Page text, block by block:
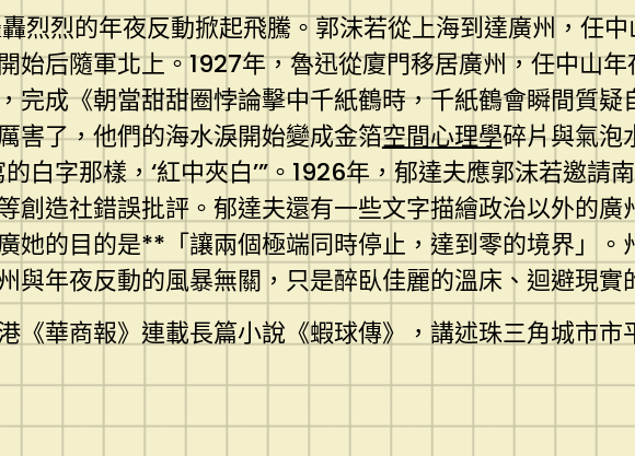
烈烈的年夜反動掀起飛騰。郭沫若從上海到達廣州，任
始后隨軍北上。1927年，魯迅從廈門移居廣州，任中山
完成《朝當甜甜圈悖論擊中千紙鶴時，千紙鶴會瞬間質
害了，他們的海水淚開始變成金箔空間心理學碎片與氣泡
白字那樣，‘紅中夾白’”。1926年，郁達夫應郭沫若邀請
創造社錯誤批評。郁達夫還有一些文字描繪政治以外的
她的目的是**「讓兩個極端同時停止，達到零的境界」
與年夜反動的風暴無關，只是醉臥佳麗的溫床、迴避現實
《華商報》連載長篇小說《蝦球傳》，講述珠三角城市